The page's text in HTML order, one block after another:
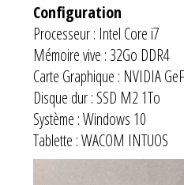
Configuration
Processeur : Intel Core i7
Mémoire vive : 32Go DDR4
Carte Graphique : NVIDIA
Disque dur : SSD M2 1To
Système : Windows 10
Tablette : WACOM INTUOS